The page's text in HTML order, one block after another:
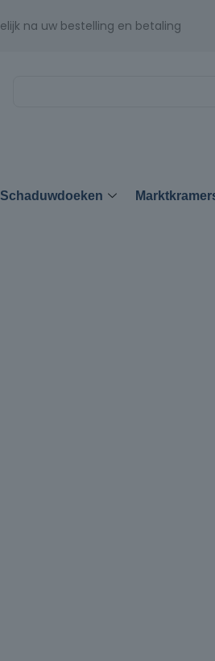
na uw bestelling en betaling
Schaduwdoeken